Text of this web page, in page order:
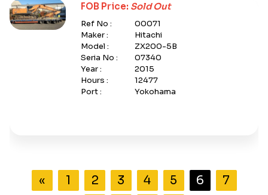
FOB Price: Sold Out
Ref No :
00071
Maker :
Hitachi
Model :
ZX200-5B
Seria No :
07340
Year :
2015
Hours :
12477
Port :
Yokohama
« 1 2 3 4 5 6
7